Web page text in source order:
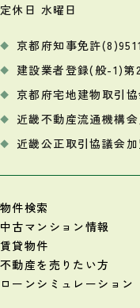
定休日 水曜日
京都府知事免許
建設業者登録(般-1)第
京都府宅地建物取引協
近畿不動産流通機構会
近畿公正取引協議会加
物件検索
中古マンション情報
賃貸物件
不動産を売りたい方
ローンシミュレーション